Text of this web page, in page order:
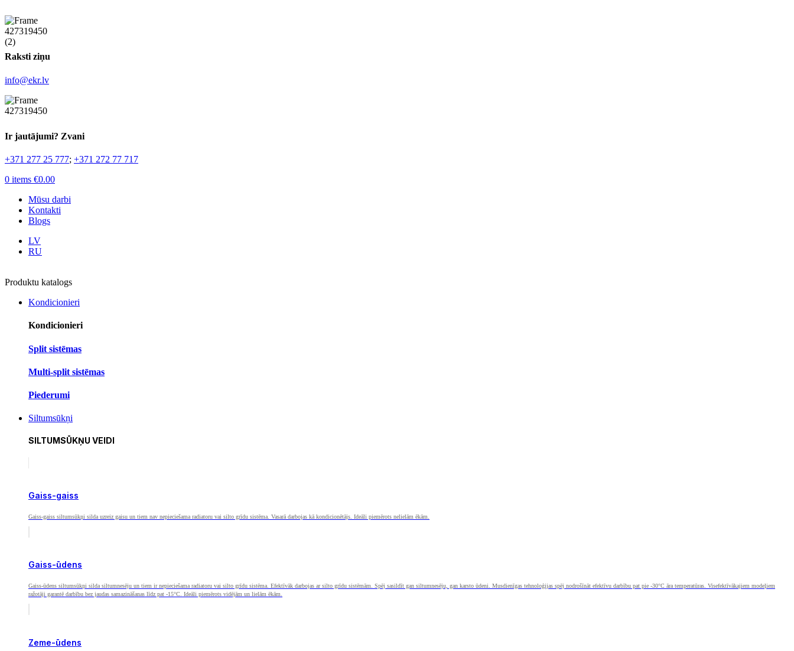
Raksti ziņu
info@ekr.lv
Ir jautājumi? Zvani
+371 277 25 777; +371 272 77 717
0 items €0.00
Mūsu darbi
Kontakti
Blogs
LV
RU
Produktu katalogs
Kondicionieri
Kondicionieri
Split sistēmas
Multi-split sistēmas
Piederumi
Siltumsūkņi
SILTUMSŪKŅU VEIDI
Gaiss-gaiss
Gaiss-gaiss siltumsūkņi silda uzreiz gaisu un tiem nav nepieciešama radiatoru vai silto grīdu sistēma. Vasarā darbojas kā kondicionētājs. Ideāli piemērots nelielām ēkām.
Gaiss-ūdens
Gaiss-ūdens siltumsūkņi silda siltumnesēju un tiem ir nepieciešama radiatoru vai silto grīdu sistēma. Efektīvāk darbojas ar silto grīdu sistēmām. Spēj sasildīt gan siltumnesēju, gan karsto ūdeni. Musdienīgas tehnoloģijas spēj nodrošīnāt efektīvu darbību pat pie -30°C āra temperatūras. Visefektīvākajiem modeļiem
ražotāji garantē darbību bez jaudas samazināšanas līdz pat -15°C. Ideāli piemērots vidējām un lielām ēkām.
Zeme-ūdens